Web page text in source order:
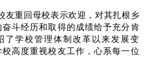
友重回母校表示欢迎，对其扎根乡
斗经历和取得的成绩给予充分肯
了学校管理体制改革以来发展变
高度重视校友工作，心系每一位